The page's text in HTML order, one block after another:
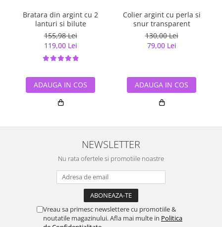
Bratara din argint cu 2
lanturi si bilute
155,98 Lei
119,00 Lei
ADAUGA IN COS
Colier argint cu perla si
snur transparent
130,00 Lei
79,00 Lei
ADAUGA IN COS
NEWSLETTER
Nu rata ofertele si promotiile noastre
Vreau sa primesc newslettere cu promotiile &
noutatile magazinului. Afla mai multe in Politica